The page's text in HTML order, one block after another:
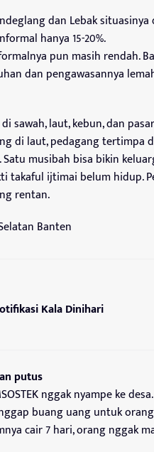
dan Lebak
hanya 15-20%.
pun masih rendah.
dan pengawasannya
sawah, laut, kebun, dan
di laut, pedagang tertimpa
musibah bisa bikin
takaful ijtimai belum
rentan.
Banten
Kala Dinihari
putus
nggak nyampe ke
buang uang untuk
cair 7 hari, orang nggak